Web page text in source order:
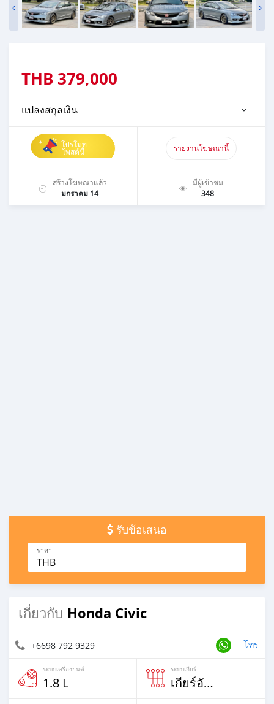
THB 379,000
แปลงสกุลเงิน
โปรโมท
โพสต์นี้ รายงานโฆษณานี้
สร้างโฆษณาแล้ว
มกราคม 14
มีผู้เข้าชม
348
รับข้อเสนอ
ราคา
THB
เกี่ยวกับ Honda Civic
+6698 792 9329 โทร
ระบบเครื่องยนต์
1.8 L
ระบบเกียร์
เกียร์อัตโนม้ติ